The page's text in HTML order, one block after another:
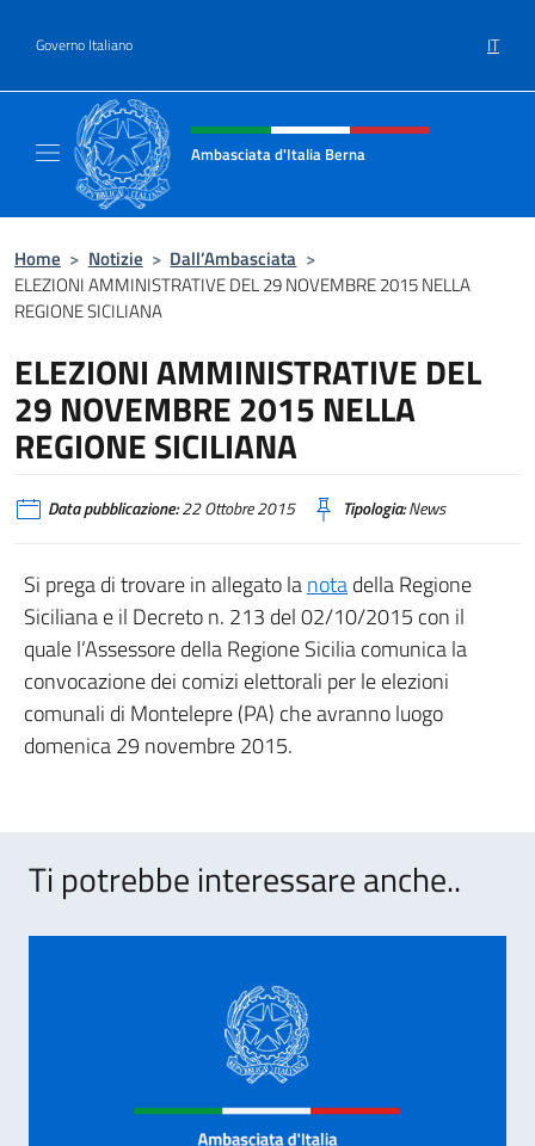
Governo Italiano IT
Intestazione sito, social e menù
Ambasciata d'Italia Berna
Home > Notizie > Dall’Ambasciata >
ELEZIONI AMMINISTRATIVE DEL 29 NOVEMBRE 2015 NELLA
REGIONE SICILIANA
ELEZIONI AMMINISTRATIVE DEL
29 NOVEMBRE 2015 NELLA
REGIONE SICILIANA
Data pubblicazione:22 Ottobre 2015 Tipologia:News
Si prega di trovare in allegato lanotadella Regione
Siciliana e il Decreto n. 213 del 02/10/2015 con il
quale l’Assessore della Regione Sicilia comunica la
convocazione dei comizi elettorali per le elezioni
comunali di Montelepre (PA) che avranno luogo
domenica 29 novembre 2015.
Ti potrebbe interessare anche..